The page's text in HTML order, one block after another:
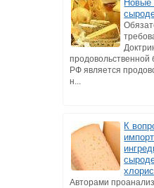
Новые
продовольственной
РФ является
н...
К
Авторами